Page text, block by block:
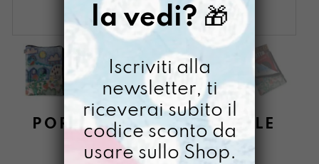
PORTAMIQUELLIBRONE LE
COSE
la vedi? 🎁
Iscriviti alla
newsletter, ti
riceverai subito il
codice sconto da
usare sullo Shop.